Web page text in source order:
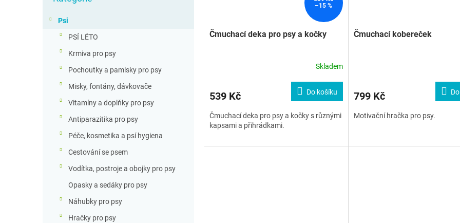
Psi
PSÍ LÉTO
Krmiva pro psy
Pochoutky a pamlsky pro psy
Misky, fontány, dávkovače
Vitamíny a doplňky pro psy
Antiparazitika pro psy
Péče, kosmetika a psí hygiena
Cestování se psem
Vodítka, postroje a obojky pro psy
Opasky a sedáky pro psy
Náhubky pro psy
Hračky pro psy
–15 %
Čmuchací deka pro psy a kočky
Skladem
539 Kč Do košíku
Čmuchací deka pro psy a kočky s různými
kapsami a přihrádkami.
Čmuchací kobereček
799 Kč
Motivační hračka pro psy.